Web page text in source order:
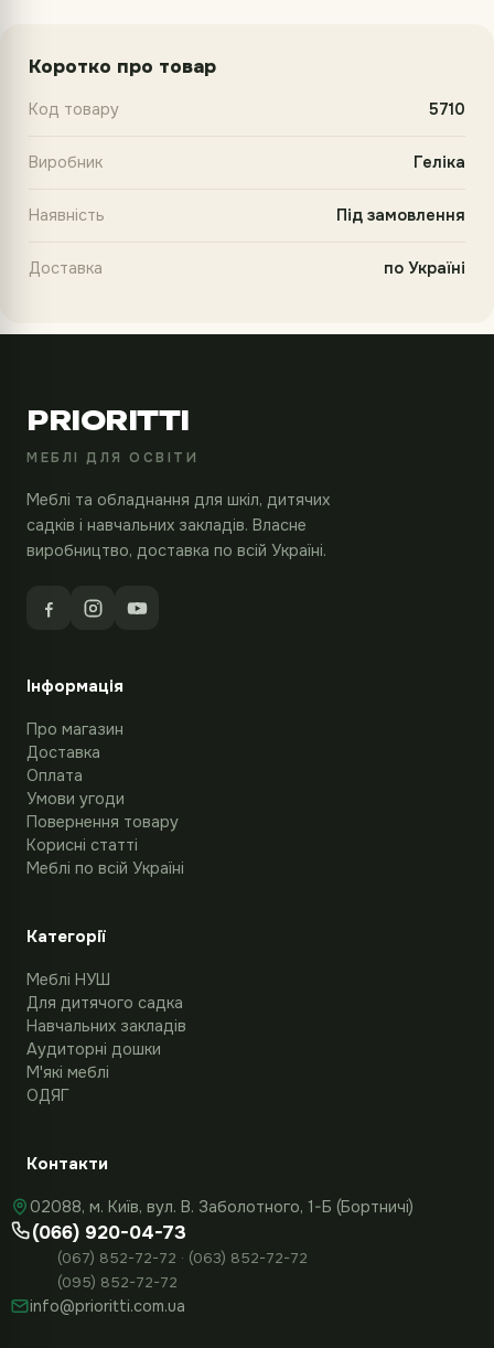
Коротко про товар
Код товару 5710
Виробник Геліка
Наявність Під замовлення
Доставка по Україні
PRIORITTI
МЕБЛІ ДЛЯ ОСВІТИ
Меблі та обладнання для шкіл, дитячих
садків і навчальних закладів. Власне
виробництво, доставка по всій Україні.
Інформація
Про магазин
Доставка
Оплата
Умови угоди
Повернення товару
Корисні статті
Меблі по всій Україні
Категорії
Меблі НУШ
Для дитячого садка
Навчальних закладів
Аудиторні дошки
М'які меблі
ОДЯГ
Контакти
02088, м. Київ, вул. В. Заболотного, 1-Б (Бортничі)
(066) 920-04-73
(067) 852-72-72 · (063) 852-72-72
(095) 852-72-72
info@prioritti.com.ua